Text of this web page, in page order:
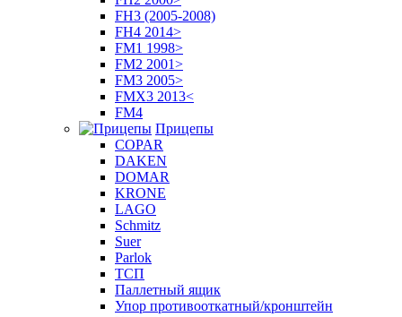
FH3 (2005-2008)
FH4 2014>
FM1 1998>
FM2 2001>
FM3 2005>
FMX3 2013<
FM4
Прицепы
COPAR
DAKEN
DOMAR
KRONE
LAGO
Schmitz
Suer
Parlok
ТСП
Паллетный ящик
Упор противооткатный/кронштейн